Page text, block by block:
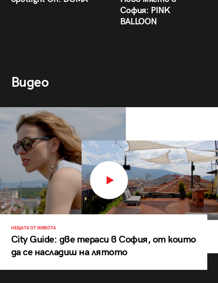
София: PINK
BALLOON
Видео
НЕЩАТА ОТ ЖИВОТА
City Guide: две тераси в София, от които
да се насладиш на лятото